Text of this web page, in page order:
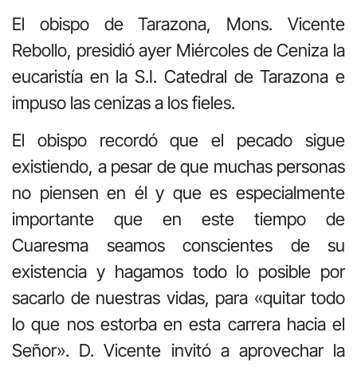
El obispo de Tarazona, Mons. Vicente
Rebollo, presidió ayer Miércoles de Ceniza la
eucaristía en la S.I. Catedral de Tarazona e
impuso las cenizas a los fieles.
El obispo recordó que el pecado sigue
existiendo, a pesar de que muchas personas
no piensen en él y que es especialmente
importante que en este tiempo de
Cuaresma seamos conscientes de su
existencia y hagamos todo lo posible por
sacarlo de nuestras vidas, para «quitar todo
lo que nos estorba en esta carrera hacia el
Señor». D. Vicente invitó a aprovechar la